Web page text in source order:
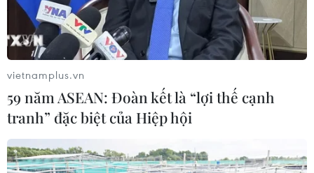
Tổng Biên tập: TRẦN TIẾN DUẨN
Phó Tổng Biên tập: NGUYỄN THỊ TÁM, KHÚC THANH
THỦY
Sở hữu trí tuệ
Quy định sử dụng
Ngôn ngữ
TTXVN
vietnamplus.vn
59 năm ASEAN: Đoàn kết là “lợi thế cạnh
tranh” đặc biệt của Hiệp hội